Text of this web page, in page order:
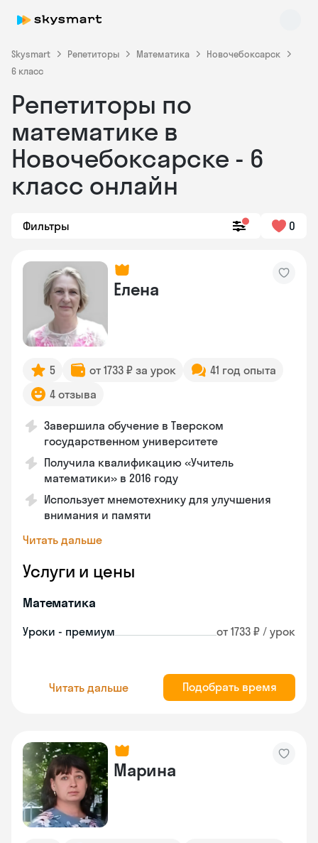
Skysmart Репетиторы Математика
Новочебоксарск
6 класс
Репетиторы по
математике в
Новочебоксарске - 6
класс онлайн
Фильтры 0
Елена
5 от 1733 ₽ за урок
41 год опыта
4 отзыва
Завершила обучение в Тверском
государственном университете
Получила квалификацию «Учитель
математики» в 2016 году
Использует мнемотехнику для улучшения
внимания и памяти
Читать дальше
Услуги и цены
Математика
Уроки - премиум от 1733 ₽ / урок
Читать дальше Подобрать время
Марина
Skysmart Chat